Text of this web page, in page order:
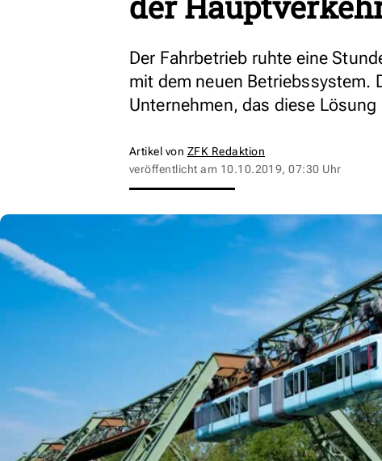
Der Fahrbetrieb ruhte eine
mit dem neuen Betriebssystem.
Unternehmen, das diese
Artikel von ZFK Redaktion
veröffentlicht am 10.10.2019, 07:30 Uhr